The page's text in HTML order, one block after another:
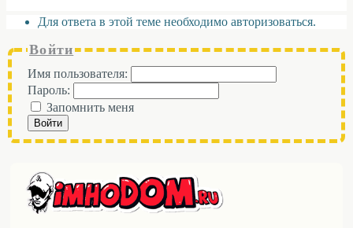
Для ответа в этой теме необходимо авторизоваться.
Войти
Имя пользователя:
Пароль:
Запомнить меня
Войти